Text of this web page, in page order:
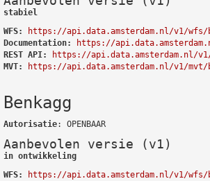
stabiel
WFS:
https://api.data.amsterdam.nl/v1/wfs/
Documentation:
https://
REST API:
https://api.data.amsterdam.nl/
MVT:
https://api.data.amsterdam.nl/v1/mvt/
Benkagg
Autorisatie: OPENBAAR
Aanbevolen versie (v1)
in ontwikkeling
WFS:
https://api.data.amsterdam.nl/v1/wfs/